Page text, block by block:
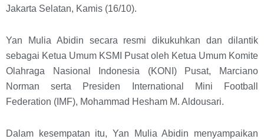
Jakarta Selatan, Kamis (16/10).
Yan Mulia Abidin secara resmi dikukuhkan dan dilantik
sebagai Ketua Umum KSMI Pusat oleh Ketua Umum Komite
Olahraga Nasional Indonesia (KONI) Pusat, Marciano
Norman serta Presiden International Mini Football
Federation (IMF), Mohammad Hesham M. Aldousari.
Dalam kesempatan itu, Yan Mulia Abidin menyampaikan